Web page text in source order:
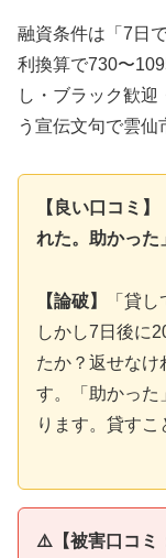
融資条件は「7日
利換算で730〜
し・ブラック歓
う宣伝文句で雲仙
【良い口コミ
れた。助かった
【論破】
「貸
しかし7日後に
たか？返せなけ
す。「助かった
ります。貸すこ
⚠️【被害口コミ